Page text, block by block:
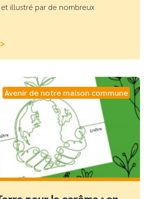
illustré par de nombreux
Avenir de notre maison commune